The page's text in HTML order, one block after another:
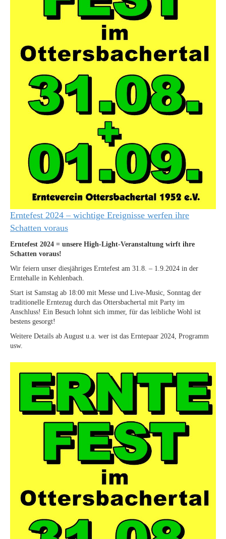
Erntefest 2024 – wichtige Ereignisse werfen ihre
Schatten voraus
Erntefest 2024 = unsere High-Light-Veranstaltung wirft ihre
Schatten voraus!
Wir feiern unser diesjähriges Erntefest am 31.8. – 1.9.2024 in der
Erntehalle in Kehlenbach.
Start ist Samstag ab 18:00 mit Messe und Live-Music, Sonntag der
traditionelle Erntezug durch das Ottersbachertal mit Party im
Anschluss! Ein Besuch lohnt sich immer, für das leibliche Wohl ist
bestens gesorgt!
Weitere Details ab August u.a. wer ist das Erntepaar 2024, Programm
usw.